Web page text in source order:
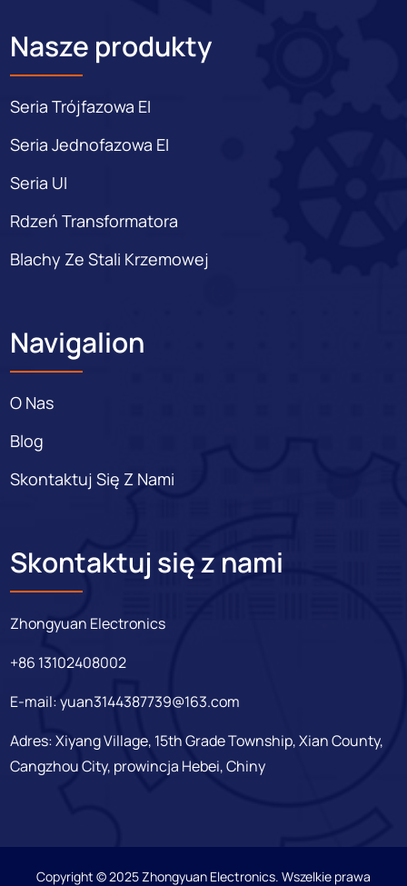
Nasze produkty
Seria Trójfazowa EI
Seria Jednofazowa EI
Seria UI
Rdzeń Transformatora
Blachy Ze Stali Krzemowej
Navigalion
O Nas
Blog
Skontaktuj Się Z Nami
Skontaktuj się z nami
Zhongyuan Electronics
+86 13102408002
E-mail:yuan3144387739@163.com
Adres: Xiyang Village, 15th Grade Township, Xian County,
Cangzhou City, prowincja Hebei, Chiny
Copyright © 2025 Zhongyuan Electronics. Wszelkie prawa